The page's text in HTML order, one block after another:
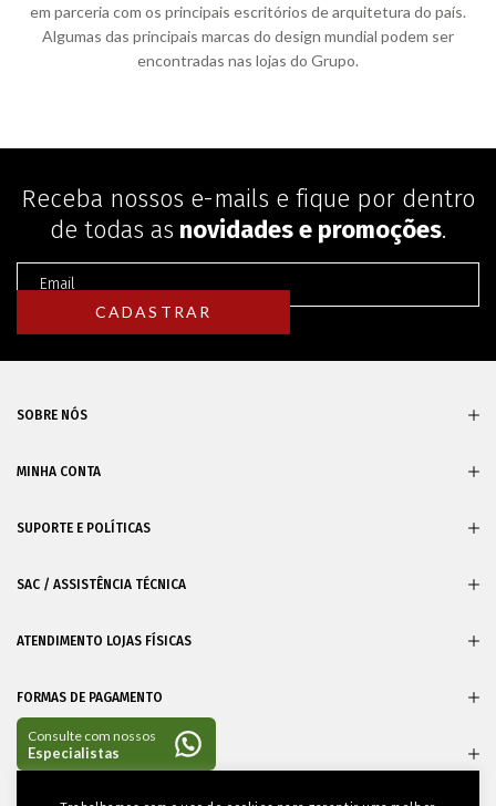
em parceria com os principais escritórios de arquitetura do país.
Algumas das principais marcas do design mundial podem ser
encontradas nas lojas do Grupo.
Receba nossos e-mails e fique por dentro
de todas as novidades e promoções.
SOBRE NÓS
MINHA CONTA
SUPORTE E POLÍTICAS
SAC / ASSISTÊNCIA TÉCNICA
ATENDIMENTO LOJAS FÍSICAS
FORMAS DE PAGAMENTO
CERTIFICADOS